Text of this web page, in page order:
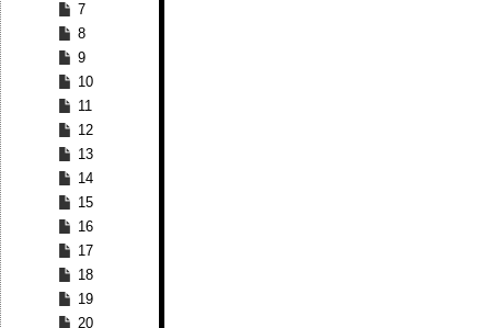
7
8
9
10
11
12
13
14
15
16
17
18
19
20